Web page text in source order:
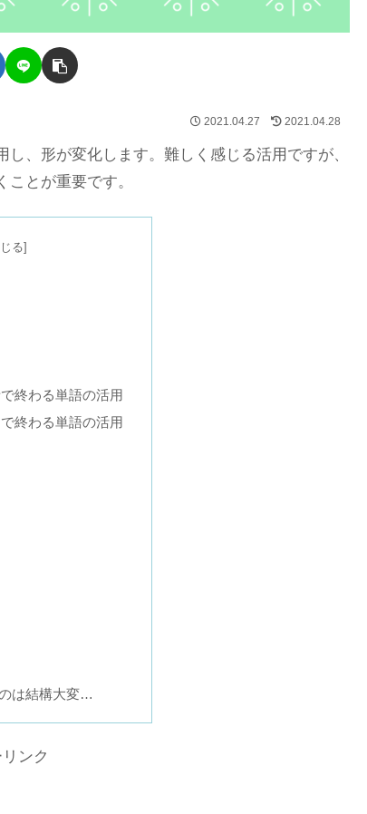
2021.04.27 2021.04.28
、形が変化します。難しく感じる活用ですが、
とが重要です。
終わる単語の活用
終わる単語の活用
は結構大変…
ンク